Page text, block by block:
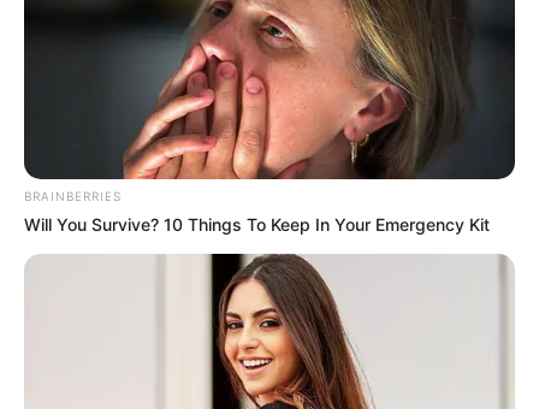
BRAINBERRIES
Will You Survive? 10 Things To Keep In Your Emergency Kit